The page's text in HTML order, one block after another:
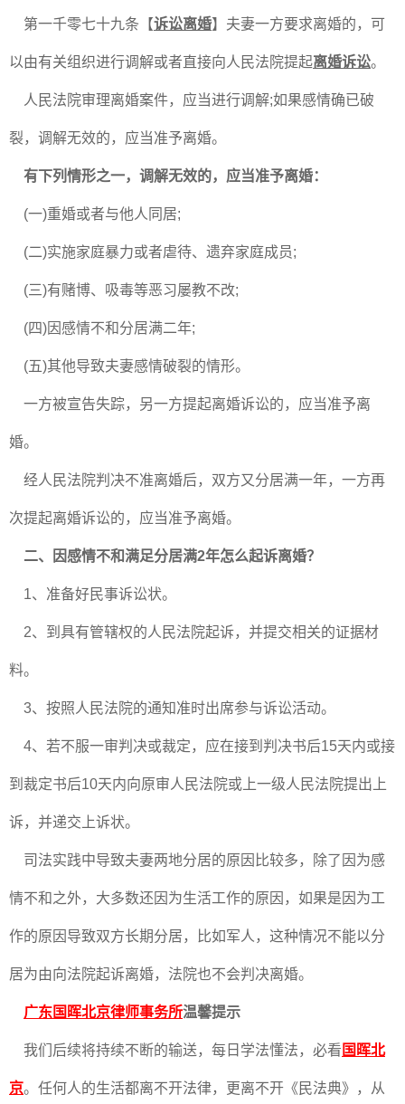
第一千零七十九条【诉讼离婚】夫妻一方要求离婚的，可
以由有关组织进行调解或者直接向人民法院提起离婚诉讼。
人民法院审理离婚案件，应当进行调解;如果感情确已破
裂，调解无效的，应当准予离婚。
有下列情形之一，调解无效的，应当准予离婚：
(一)重婚或者与他人同居;
(二)实施家庭暴力或者虐待、遗弃家庭成员;
(三)有赌博、吸毒等恶习屡教不改;
(四)因感情不和分居满二年;
(五)其他导致夫妻感情破裂的情形。
一方被宣告失踪，另一方提起离婚诉讼的，应当准予离
婚。
经人民法院判决不准离婚后，双方又分居满一年，一方再
次提起离婚诉讼的，应当准予离婚。
二、因感情不和满足分居满2年怎么起诉离婚？
1、准备好民事诉讼状。
2、到具有管辖权的人民法院起诉，并提交相关的证据材
料。
3、按照人民法院的通知准时出席参与诉讼活动。
4、若不服一审判决或裁定，应在接到判决书后15天内或接
到裁定书后10天内向原审人民法院或上一级人民法院提出上
诉，并递交上诉状。
司法实践中导致夫妻两地分居的原因比较多，除了因为感
情不和之外，大多数还因为生活工作的原因，如果是因为工
作的原因导致双方长期分居，比如军人，这种情况不能以分
居为由向法院起诉离婚，法院也不会判决离婚。
广东国晖北京律师事务所温馨提示
我们后续将持续不断的输送，每日学法懂法，必看 国晖北
京。任何人的生活都离不开法律，更离不开《民法典》，从